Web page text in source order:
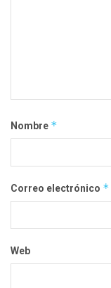
Nombre *
Correo electrónico *
Web